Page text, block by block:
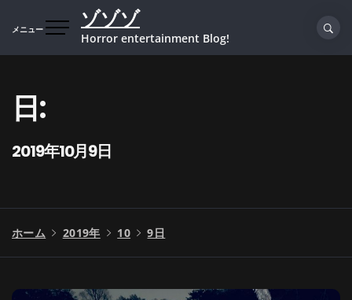
メニュー ゾゾゾ
Horror entertainment Blog!
日:
2019年10月9日
ホーム 2019年 10 9日